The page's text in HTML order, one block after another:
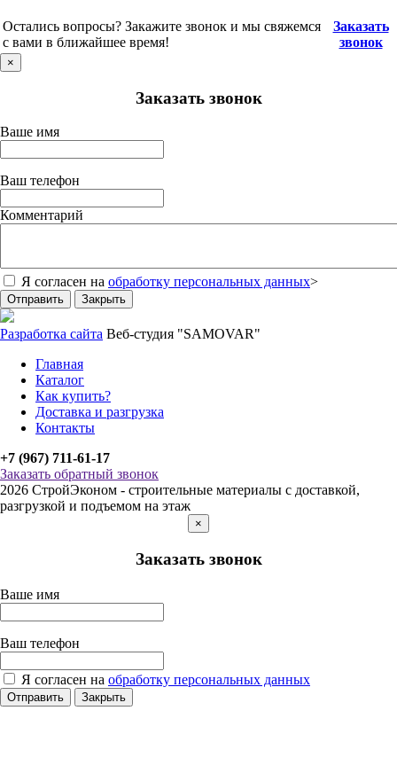
Остались вопросы? Закажите звонок и мы свяжемся
с вами в ближайшее время!
Заказать
звонок
×
Заказать звонок
Ваше имя
Ваш телефон
Комментарий
Я согласен на обработку персональных данных>
Отправить Закрыть
Разработка сайта Веб-студия "SAMOVAR"
Главная
Каталог
Как купить?
Доставка и разгрузка
Контакты
+7 (967) 711-61-17
Заказать обратный звонок
2026 СтройЭконом - строительные материалы с доставкой,
разгрузкой и подъемом на этаж
×
Заказать звонок
Ваше имя
Ваш телефон
Я согласен на обработку персональных данных
Отправить Закрыть